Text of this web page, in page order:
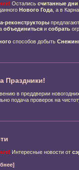
Остались считанные дни
Нового Года, а в
реконструкторы
объединитьсяи собрать
способов добыть
Праздники!
в преддверии
подача проверок на
Интересные новости от